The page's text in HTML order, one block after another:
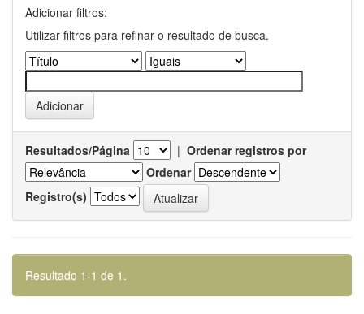
Adicionar filtros:
Utilizar filtros para refinar o resultado de busca.
Resultados/Página | Ordenar registros por
Ordenar
Registro(s)
Resultado 1-1 de 1.